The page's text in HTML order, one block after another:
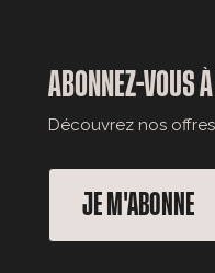
ABONNEZ-VOUS
Découvrez nos
JE M'ABONNE